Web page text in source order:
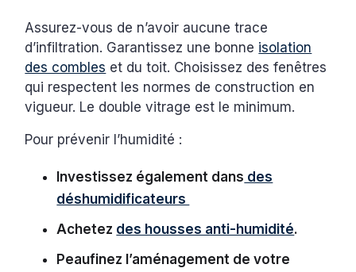
Assurez-vous de n’avoir aucune trace
d’infiltration. Garantissez une bonne isolation
des combles et du toit. Choisissez des fenêtres
qui respectent les normes de construction en
vigueur. Le double vitrage est le minimum.
Pour prévenir l’humidité :
Investissez également dans des
déshumidificateurs
Achetez des housses anti-humidité.
Peaufinez l’aménagement de votre